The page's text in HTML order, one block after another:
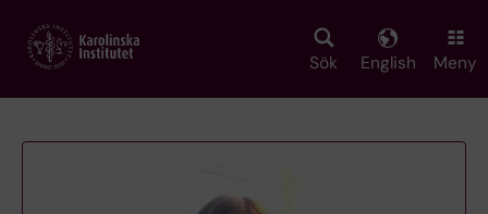
main
Sök English Meny